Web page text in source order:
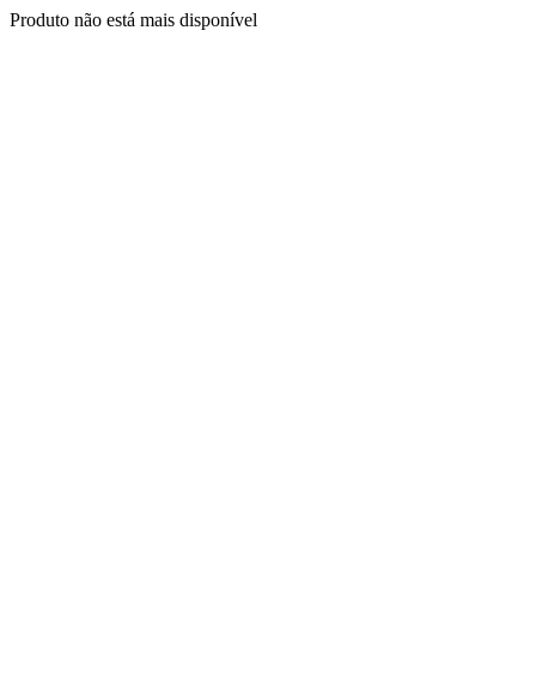
Produto não está mais disponível